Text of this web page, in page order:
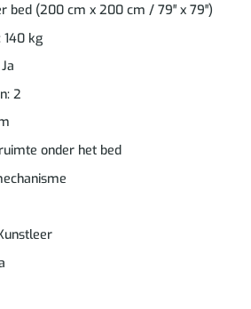
bed (200 cm x 200 cm / 79″ x 79″)
kg
2
onder het bed